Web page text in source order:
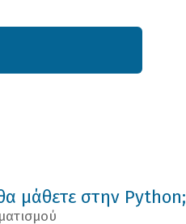
μάθετε στην Python;